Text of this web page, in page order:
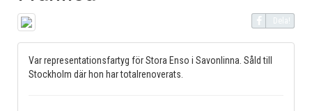
Dela!
Var representationsfartyg för Stora Enso i Savonlinna. Såld till
Stockholm där hon har totalrenoverats.